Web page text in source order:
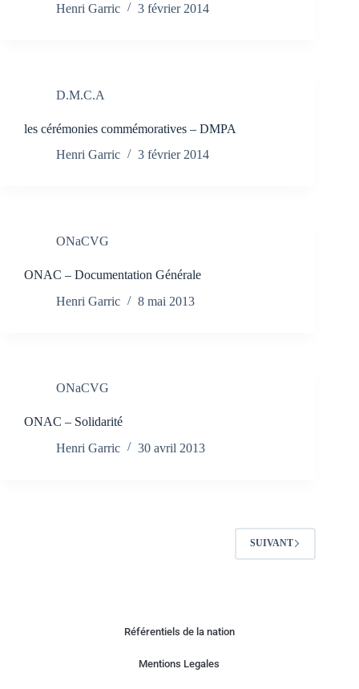
Henri Garric
3 février 2014
D.M.C.A
les cérémonies commémoratives – DMPA
Henri Garric
3 février 2014
ONaCVG
ONAC – Documentation Générale
Henri Garric
8 mai 2013
ONaCVG
ONAC – Solidarité
Henri Garric
30 avril 2013
SUIVANT
Référentiels de la nation
Mentions Legales